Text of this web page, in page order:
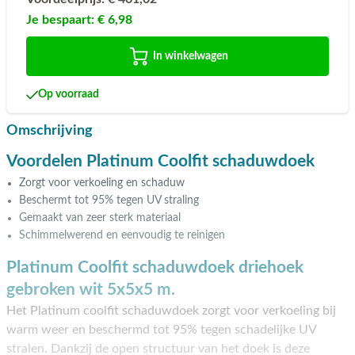
Je bespaart: € 6,98
In winkelwagen
Op voorraad
Omschrijving
Voordelen Platinum Coolfit schaduwdoek
Zorgt voor verkoeling en schaduw
Beschermt tot 95% tegen UV straling
Gemaakt van zeer sterk materiaal
Schimmelwerend en eenvoudig te reinigen
Platinum Coolfit schaduwdoek driehoek
gebroken wit 5x5x5 m.
Het Platinum coolfit schaduwdoek zorgt voor verkoeling bij
warm weer en beschermd tot 95% tegen schadelijke UV
stralen. Dankzij de open structuur van het doek is deze